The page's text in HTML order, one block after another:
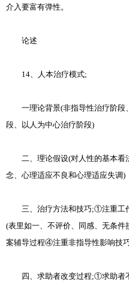
介入要富有弹性。
论述
14、人本治疗模式;
一理论背景(非指导性治疗阶段
段、以人为中心治疗阶段)
二、理论假设(对人性的基本看
念、心理适应不良和心理适应失调)
三、治疗方法和技巧;①注重工
(表里如一、不评价、同感、无条
案辅导过程④注重非指导性影响技巧
四、求助者改变过程;①求助者